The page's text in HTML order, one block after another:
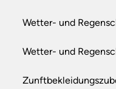
Wetter- und
Wetter- und